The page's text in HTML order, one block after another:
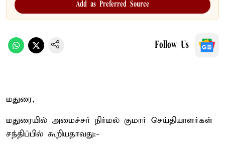
Add as Preferred Source
Follow Us
மதுரை,
மதுரையில் அமைச்சர் நிர்மல் குமார் செய்தியாளர்கள்
சந்திப்பில் கூறியதாவது:-